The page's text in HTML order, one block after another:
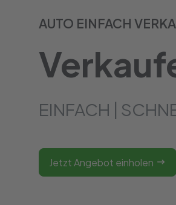
AUTO EINFACH
EINFACH |
Jetzt Angebot einholen